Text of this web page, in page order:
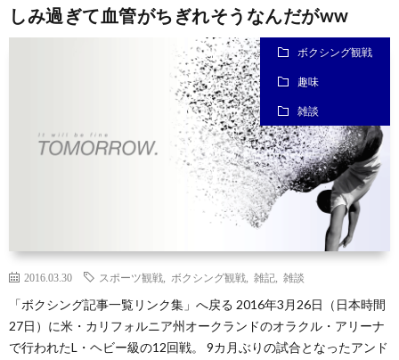
しみ過ぎて血管がちぎれそうなんだがww
ボクシング観戦
趣味
雑談
2016.03.30 スポーツ観戦 ボクシング観戦 雑記 雑談
「ボクシング記事一覧リンク集」へ戻る 2016年3月26日（日本時間
27日）に米・カリフォルニア州オークランドのオラクル・アリーナ
で行われたL・ヘビー級の12回戦。 9カ月ぶりの試合となったアンド